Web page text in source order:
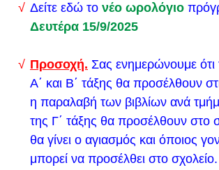
Εμπορικού Ναυτικού
ΕΠΙΛΟΓΗ - ΚΑΤΑΝΟΜΗ
Υπενθύμιση (εδώ)
Ενημέρωση για την έκδοση
εισαγωγή υποψηφίων στις
της Πυροσβεστικής Ακαδημίας
Ενημέρωση (εδώ)
Δείτε εδώ το νέο ωρολόγιο
Δευτέρα 15/9/2025
Προσοχή. Σας ενημερώνουμε
Α΄ και Β΄ τάξης θα προσέλθουν
η παραλαβή των βιβλίων ανά
της Γ΄ τάξης θα προσέλθουν στο
θα γίνει ο αγιασμός και όποιος
μπορεί να προσέλθει στο